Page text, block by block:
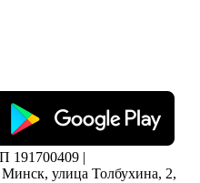
191700409 |
Минск, улица Толбухина, 2,